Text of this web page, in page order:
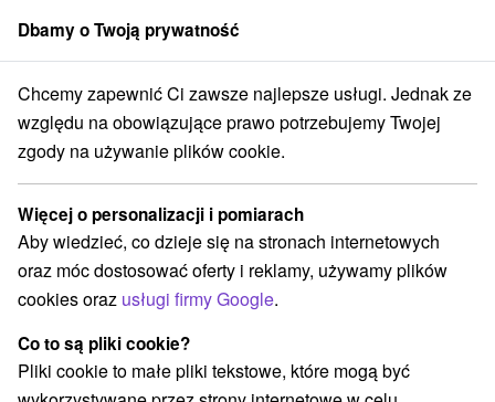
członek grupySorger
Slovensku Východné Slovensko Košický kraj Kaluža
Hotely na Východnom Slovensku
Kaluža
Kategorie
Wszystkie kategorie
Hotele na Slovacji
Apartmány(1) Chaty na prenájom
Priváty(1)
Dbamy o Twoją prywatność
Chcemy zapewnić Ci zawsze najlepsze usługi. Jednak ze
względu na obowiązujące prawo potrzebujemy Twojej
zgody na używanie plików cookie.
Więcej o personalizacji i pomiarach
Aby wiedzieć, co dzieje się na stronach internetowych
oraz móc dostosować oferty i reklamy, używamy plików
cookies oraz usługi firmy Google.
Co to są pliki cookie?
Pliki cookie to małe pliki tekstowe, które mogą być